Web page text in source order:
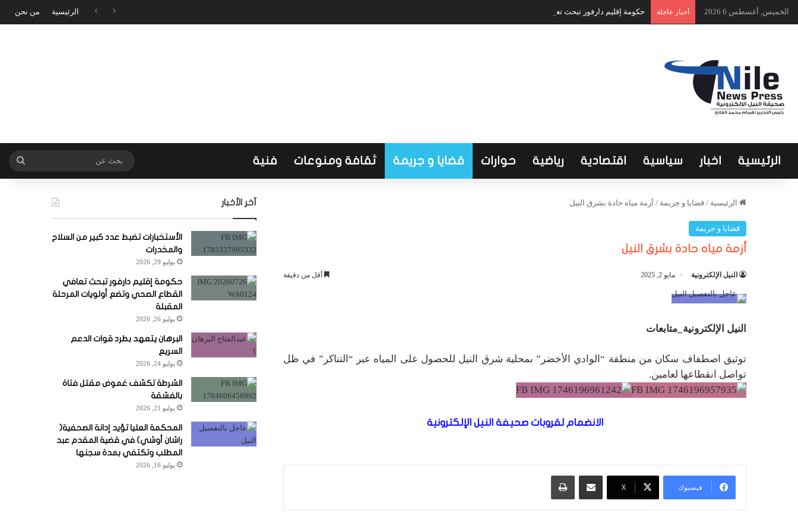
الخميس, أغسطس 6 2026 أخبار عاجلة حكومة إقليم دارفور تبحث تعافي القطاع الصحي وتضع أولويات المرحلة المقبلة الرئيسية من نحن
الرئيسية اخبار سياسية اقتصادية رياضية حوارات قضايا و جريمة ثقافة ومنوعات فنية بحث
عن
الرئيسية / قضايا و جريمة / أزمة مياه حادة بشرق النيل
قضايا و جريمة
أزمة مياه حادة بشرق النيل
النيل الإلكترونية مايو 2, 2025 أقل من دقيقة
النيل الإلكترونية_متابعات
توثيق اصطفاف سكان من منطقة “الوادي الأخضر” بمحلية شرق النيل للحصول على المياه عبر “التناكر” في ظل
تواصل انقطاعها لعامين.
الانضمام لقروبات صحيفة النيل الإلكترونية
فيسبوك X
مشاركة عبر البريد طباعة
آخر الأخبار
الأستخبارات تضبط عدد كبير من السلاح
والمخدرات
يوليو 29, 2026
حكومة إقليم دارفور تبحث تعافي
القطاع الصحي وتضع أولويات المرحلة
المقبلة
يوليو 26, 2026
البرهان يتعهد بطرد قوات الدعم
السريع
يوليو 24, 2026
الشرطة تكشف غموض مقتل فتاة
بالفشقة
يوليو 21, 2026
المحكمة العليا تؤيد إدانة الصحفية(
راشان أوشي) في قضية المقدم عبد
المطلب وتكتفي بمدة سجنها
يوليو 16, 2026